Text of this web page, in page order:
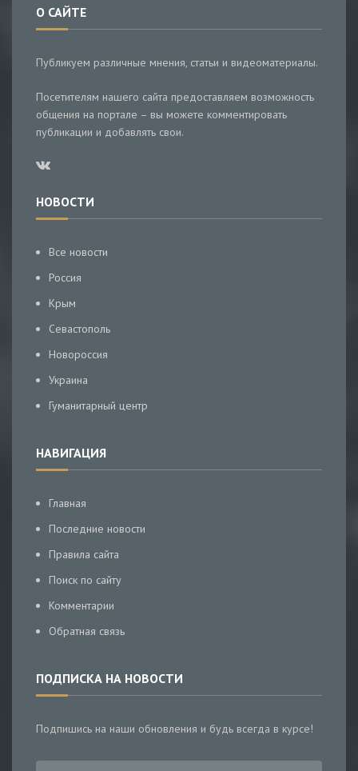
О САЙТЕ
Публикуем различные мнения, статьи и видеоматериалы.
Посетителям нашего сайта предоставляем возможность
общения на портале – вы можете комментировать
публикации и добавлять свои.
НОВОСТИ
Все новости
Россия
Крым
Севастополь
Новороссия
Украина
Гуманитарный центр
НАВИГАЦИЯ
Главная
Последние новости
Правила сайта
Поиск по сайту
Комментарии
Обратная связь
ПОДПИСКА НА НОВОСТИ
Подпишись на наши обновления и будь всегда в курсе!